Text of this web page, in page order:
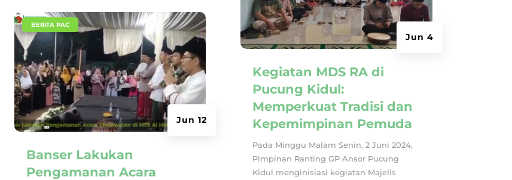
Banser Lakukan
Pengamanan Acara
Jun 12
BERITA PAC
Kegiatan MDS RA di
Pucung Kidul:
Memperkuat Tradisi dan
Kepemimpinan Pemuda
Jun 4
Pada Minggu Malam Senin, 2 Juni 2024,
Pimpinan Ranting GP Ansor Pucung
Kidul menginisiasi kegiatan Majelis